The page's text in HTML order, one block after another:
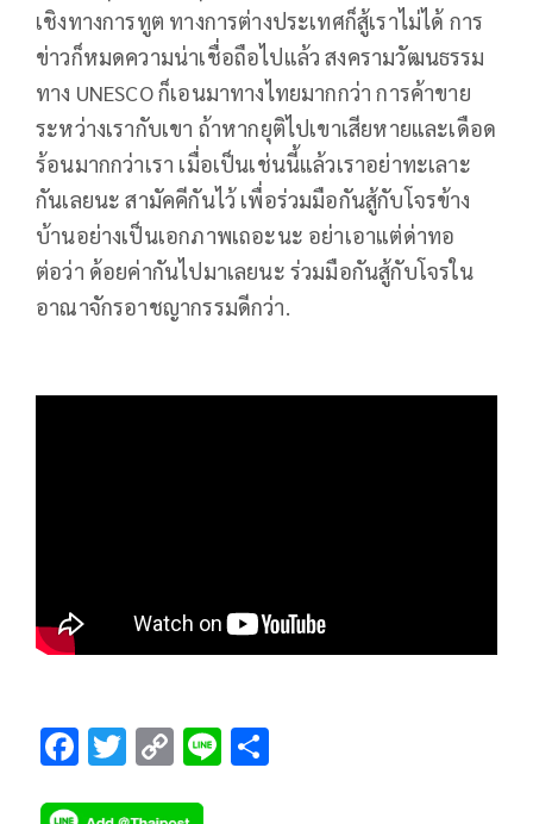
เชิงทางการทูต ทางการต่างประเทศก็สู้เราไม่ได้ การ
ข่าวก็หมดความน่าเชื่อถือไปแล้ว สงครามวัฒนธรรม
ทาง UNESCO ก็เอนมาทางไทยมากกว่า การค้าขาย
ระหว่างเรากับเขา ถ้าหากยุติไปเขาเสียหายและเดือด
ร้อนมากกว่าเรา เมื่อเป็นเช่นนี้แล้วเราอย่าทะเลาะ
กันเลยนะ สามัคคีกันไว้ เพื่อร่วมมือกันสู้กับโจรข้าง
บ้านอย่างเป็นเอกภาพเถอะนะ อย่าเอาแต่ด่าทอ
ต่อว่า ด้อยค่ากันไปมาเลยนะ ร่วมมือกันสู้กับโจรใน
อาณาจักรอาชญากรรมดีกว่า.
F T C Li